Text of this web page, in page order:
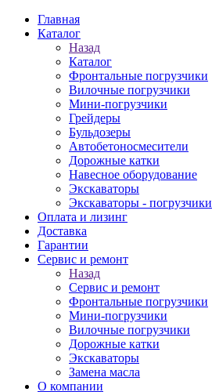
Главная
Каталог
Назад
Каталог
Фронтальные погрузчики
Вилочные погрузчики
Мини-погрузчики
Грейдеры
Бульдозеры
Автобетоносмесители
Дорожные катки
Навесное оборудование
Экскаваторы
Экскаваторы - погрузчики
Оплата и лизинг
Доставка
Гарантии
Сервис и ремонт
Назад
Сервис и ремонт
Фронтальные погрузчики
Мини-погрузчики
Вилочные погрузчики
Дорожные катки
Экскаваторы
Замена масла
О компании